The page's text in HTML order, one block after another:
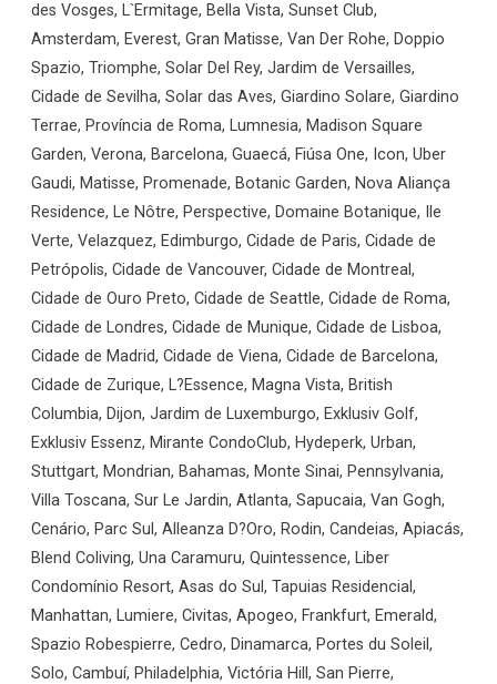
des Vosges, L`Ermitage, Bella Vista, Sunset Club,
Amsterdam, Everest, Gran Matisse, Van Der Rohe, Doppio
Spazio, Triomphe, Solar Del Rey, Jardim de Versailles,
Cidade de Sevilha, Solar das Aves, Giardino Solare, Giardino
Terrae, Província de Roma, Lumnesia, Madison Square
Garden, Verona, Barcelona, Guaecá, Fiúsa One, Icon, Uber
Gaudi, Matisse, Promenade, Botanic Garden, Nova Aliança
Residence, Le Nôtre, Perspective, Domaine Botanique, Ile
Verte, Velazquez, Edimburgo, Cidade de Paris, Cidade de
Petrópolis, Cidade de Vancouver, Cidade de Montreal,
Cidade de Ouro Preto, Cidade de Seattle, Cidade de Roma,
Cidade de Londres, Cidade de Munique, Cidade de Lisboa,
Cidade de Madrid, Cidade de Viena, Cidade de Barcelona,
Cidade de Zurique, L?Essence, Magna Vista, British
Columbia, Dijon, Jardim de Luxemburgo, Exklusiv Golf,
Exklusiv Essenz, Mirante CondoClub, Hydeperk, Urban,
Stuttgart, Mondrian, Bahamas, Monte Sinai, Pennsylvania,
Villa Toscana, Sur Le Jardin, Atlanta, Sapucaia, Van Gogh,
Cenário, Parc Sul, Alleanza D?Oro, Rodin, Candeias, Apiacás,
Blend Coliving, Una Caramuru, Quintessence, Liber
Condomínio Resort, Asas do Sul, Tapuias Residencial,
Manhattan, Lumiere, Civitas, Apogeo, Frankfurt, Emerald,
Spazio Robespierre, Cedro, Dinamarca, Portes du Soleil,
Solo, Cambuí, Philadelphia, Victória Hill, San Pierre,